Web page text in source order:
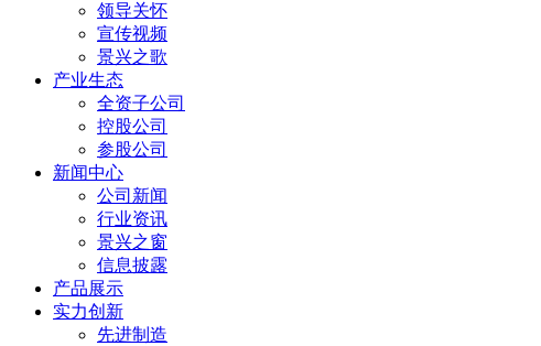
领导关怀
宣传视频
景兴之歌
产业生态
全资子公司
控股公司
参股公司
新闻中心
公司新闻
行业资讯
景兴之窗
信息披露
产品展示
实力创新
先进制造